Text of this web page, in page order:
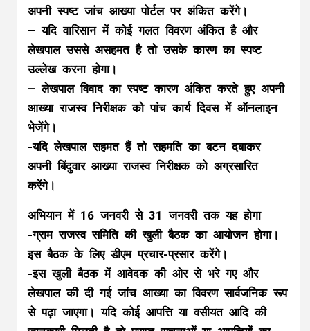
अपनी स्पष्ट जांच आख्या पोर्टल पर अंकित करेंगे।
– यदि वारिसान में कोई गलत विवरण अंकित है और
लेखपाल उससे असहमत है तो उसके कारण का स्पष्ट
उल्लेख करना होगा।
– लेखपाल विवाद का स्पष्ट कारण अंकित करते हुए अपनी
आख्या राजस्व निरीक्षक को पांच कार्य दिवस में ऑनलाइन
भेजेंगे।
-यदि लेखपाल सहमत हैं तो सहमति का बटन दबाकर
अपनी बिंदुवार आख्या राजस्व निरीक्षक को अग्रसारित
करेंगे।
अभियान में 16 जनवरी से 31 जनवरी तक यह होगा
-ग्राम राजस्व समिति की खुली बैठक का आयोजन होगा।
इस बैठक के लिए डीएम प्रचार-प्रसार करेंगे।
-इस खुली बैठक में आवेदक की ओर से भरे गए और
लेखपाल की दी गई जांच आख्या का विवरण सार्वजनिक रूप
से पढ़ा जाएगा। यदि कोई आपत्ति या वसीयत आदि की